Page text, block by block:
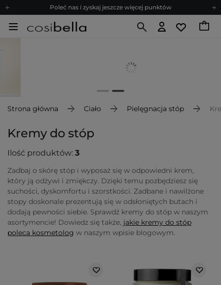
Poleć nas i zyskaj jeszcze więcej punktów
Zapisz się na newsletter pełen porad
Poleć nas i zyskaj jeszcze więcej punktów
Strona główna Ciało Pielęgnacja stóp
Kremy do stóp
Ilość produktów: 3
Zadbaj o skórę stóp i wyposaż się w odpowiedni krem,
który ją odżywi i zmiękczy. Dzięki temu pozbędziesz się
suchości, dyskomfortu i szorstkości. Zadbane i nawilżone
stopy doskonale prezentują się w odsłoniętych butach i
dodają pewności siebie. Sprawdź kremy do stóp w naszym
asortymencie! Dowiedz się także, jakie kremy do stóp
poleca kosmetolog w naszym wpisie blogowym.